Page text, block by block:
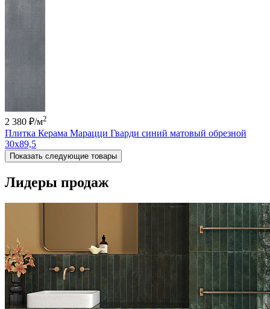
2 380 ₽/м2
Плитка Керама Марацци Гварди синий матовый обрезной
30x89,5
Показать следующие товары
Лидеры продаж